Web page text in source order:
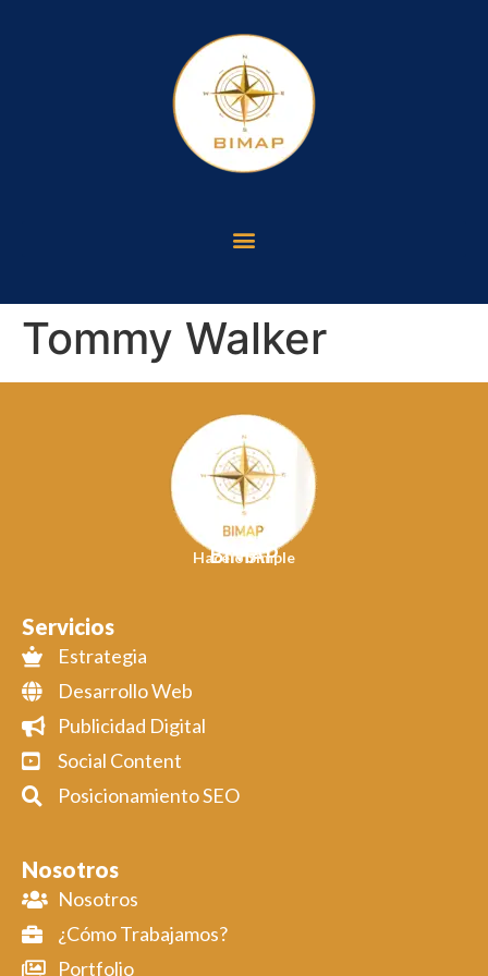
Tommy Walker
BIMAP
Hacelo Simple
Servicios
Estrategia
Desarrollo Web
Publicidad Digital
Social Content
Posicionamiento SEO
Nosotros
Nosotros
¿Cómo Trabajamos?
Portfolio